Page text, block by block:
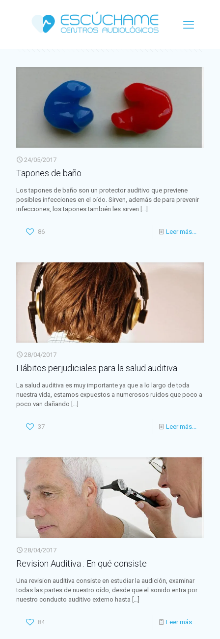
24/05/2017
Tapones de baño
Los tapones de baño son un protector auditivo que previene
posibles infecciones en el oído. Sirven, además de para prevenir
infecciones, los tapones también les sirven […]
86 Leer más...
28/04/2017
Hábitos perjudiciales para la salud auditiva
La salud auditiva es muy importante ya que a lo largo de toda
nuestra vida, estamos expuestos a numerosos ruidos que poco a
poco van dañando […]
37 Leer más...
28/04/2017
Revision Auditiva : En qué consiste
Una revision auditiva consiste en estudiar la audición, examinar
todas las partes de nuestro oído, desde que el sonido entra por
nuestro conducto auditivo externo hasta
84 Leer más...